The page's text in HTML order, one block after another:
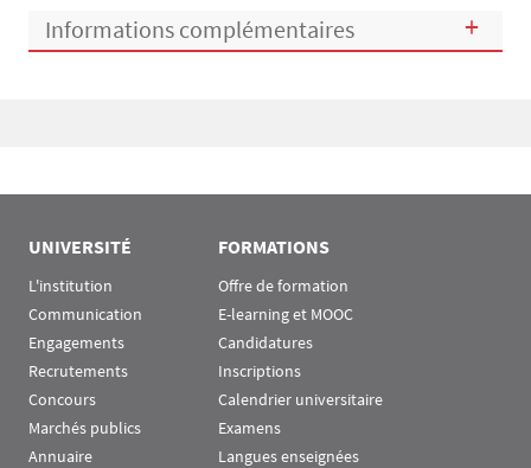
Informations complémentaires
UNIVERSITÉ
L'institution
Communication
Engagements
Recrutements
Concours
Marchés publics
Annuaire
FORMATIONS
Offre de formation
E-learning et MOOC
Candidatures
Inscriptions
Calendrier universitaire
Examens
Langues enseignées